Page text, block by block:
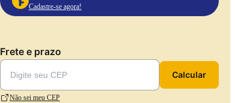
Cadastre-se agora!
Frete e prazo
Calcular
Não sei meu CEP